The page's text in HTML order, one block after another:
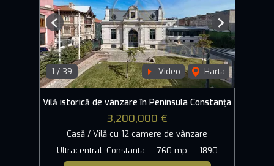
1 / 39 Video Harta
Previous Next
Vilă istorică de vânzare în Peninsula Constanța
3,200,000 €
Casă / Vilă cu 12 camere de vânzare
Ultracentral, Constanta
760 mp 1890